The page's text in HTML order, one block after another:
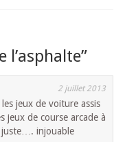
l’asphalte”
2 juillet 2013
les jeux de voiture assis
jeux de course arcade à
juste…. injouable